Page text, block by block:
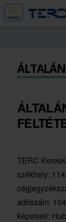
MENÜ
TERC
székhely:
adószám:
képviseli: